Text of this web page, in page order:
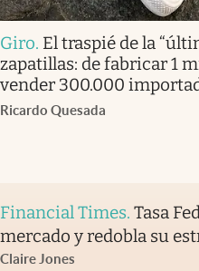
Giro. El traspié de la
zapatillas: de fabricar 1
vender 300.000
Ricardo Quesada
Financial Times. Tasa
mercado y redobla su
Claire Jones